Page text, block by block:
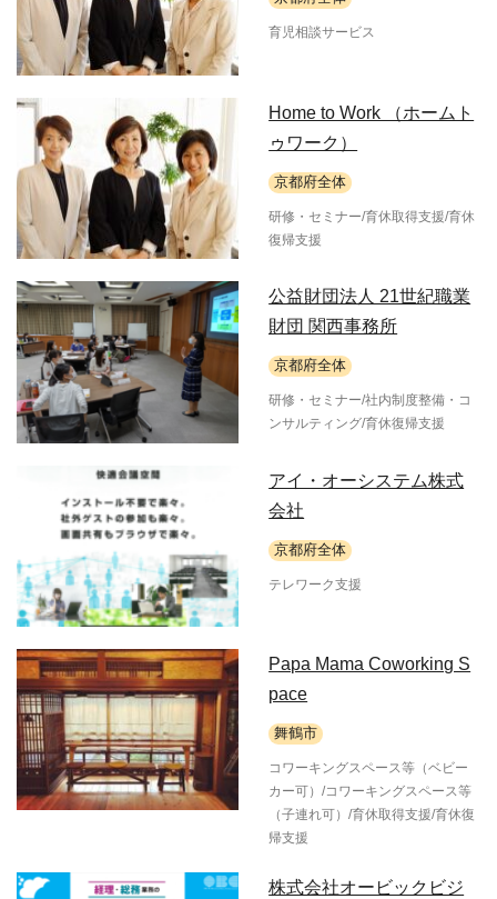
育児相談サービス
Home to Work （ホームト
ゥワーク）
京都府全体
研修・セミナー/育休取得支援/育休
復帰支援
公益財団法人 21世紀職業
財団 関西事務所
京都府全体
研修・セミナー/社内制度整備・コ
ンサルティング/育休復帰支援
アイ・オーシステム株式
会社
京都府全体
テレワーク支援
Papa Mama Coworking S
pace
舞鶴市
コワーキングスペース等（ベビー
カー可）/コワーキングスペース等
（子連れ可）/育休取得支援/育休復
帰支援
株式会社オービックビジ